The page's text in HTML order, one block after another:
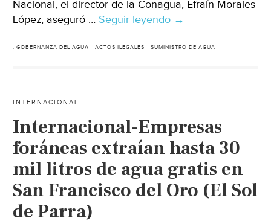
Nacional, el director de la Conagua, Efraín Morales
López, aseguró … Seguir leyendo Sinaloa-
Sinaloa
por
el
agua
para
riego
agrícola,
→
: GOBERNANZA DEL AGUA ACTOS ILEGALES SUMINISTRO DE AGUA
INTERNACIONAL
Internacional-Empresas
foráneas extraían hasta 30
mil litros de agua gratis en
San Francisco del Oro (El Sol
de Parra)